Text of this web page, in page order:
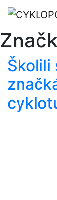
Školili